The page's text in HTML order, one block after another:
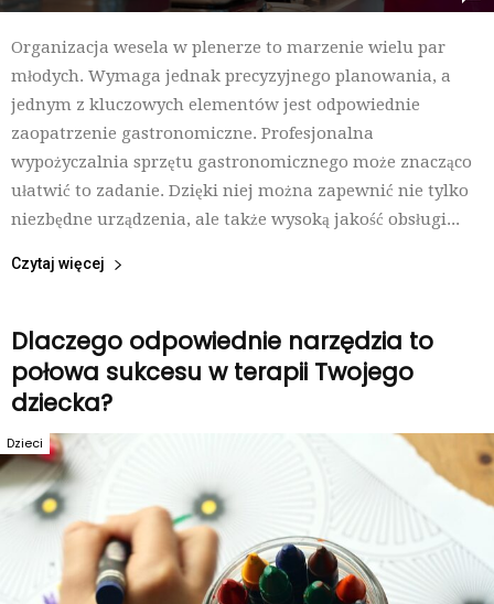
Organizacja wesela w plenerze to marzenie wielu par
młodych. Wymaga jednak precyzyjnego planowania, a
jednym z kluczowych elementów jest odpowiednie
zaopatrzenie gastronomiczne. Profesjonalna
wypożyczalnia sprzętu gastronomicznego może znacząco
ułatwić to zadanie. Dzięki niej można zapewnić nie tylko
niezbędne urządzenia, ale także wysoką jakość obsługi...
Czytaj więcej
Dlaczego odpowiednie narzędzia to
połowa sukcesu w terapii Twojego
dziecka?
Dzieci